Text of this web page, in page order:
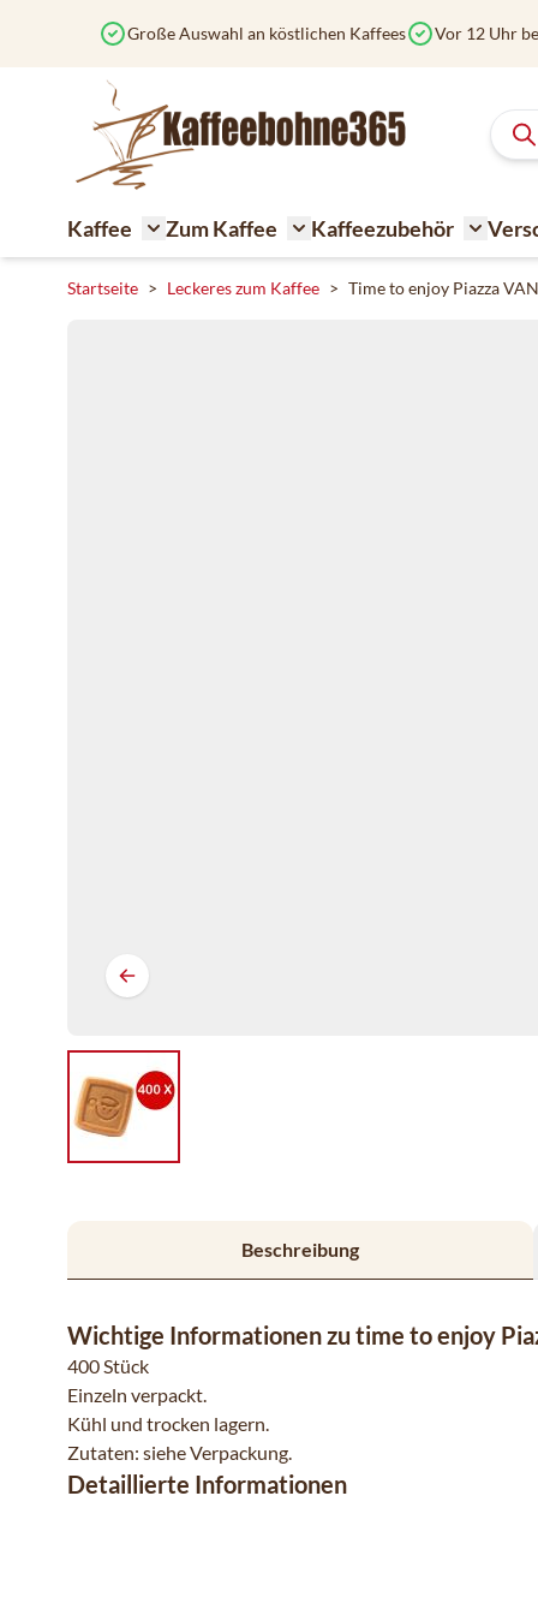
Große Auswahl an köstlichen Kaffees Vor 12 Uhr
Kaffee
Toggle submenu for Kaffee
Zum Kaffee
Toggle submenu for Zum
Kaffeezubehör
Startseite > Leckeres zum Kaffee > Time to enjoy Piazza
Beschreibung
Wichtige Informationen zu time to enjoy
400 Stück
Einzeln verpackt.
Kühl und trocken lagern.
Zutaten: siehe Verpackung.
Detaillierte Informationen